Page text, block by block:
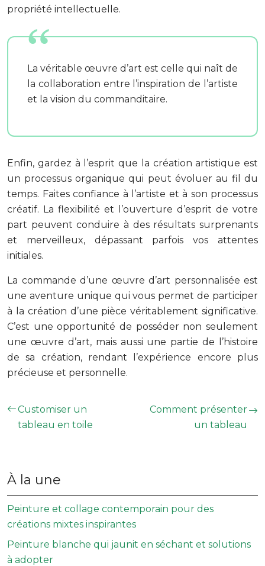
propriété intellectuelle.
La véritable œuvre d’art est celle qui naît de
la collaboration entre l’inspiration de l’artiste
et la vision du commanditaire.
Enfin, gardez à l’esprit que la création artistique est
un processus organique qui peut évoluer au fil du
temps. Faites confiance à l’artiste et à son processus
créatif. La flexibilité et l’ouverture d’esprit de votre
part peuvent conduire à des résultats surprenants
et merveilleux, dépassant parfois vos attentes
initiales.
La commande d’une œuvre d’art personnalisée est
une aventure unique qui vous permet de participer
à la création d’une pièce véritablement significative.
C’est une opportunité de posséder non seulement
une œuvre d’art, mais aussi une partie de l’histoire
de sa création, rendant l’expérience encore plus
précieuse et personnelle.
Customiser un
tableau en toile
Comment présenter
un tableau
À la une
Peinture et collage contemporain pour des
créations mixtes inspirantes
Peinture blanche qui jaunit en séchant et solutions
à adopter